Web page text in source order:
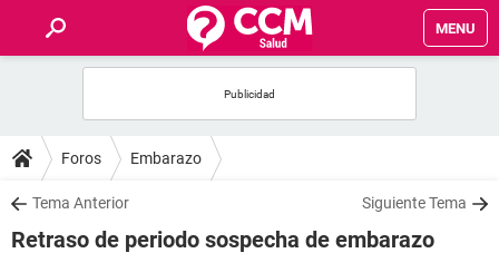
MENU
FOROS
SALUD
Foros Embarazo
Tema Anterior Siguiente Tema
Retraso de periodo sospecha de embarazo